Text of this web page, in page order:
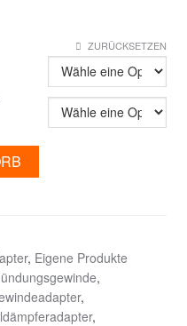
ZURÜCKSETZEN
, Eigene Produkte
,
,
,